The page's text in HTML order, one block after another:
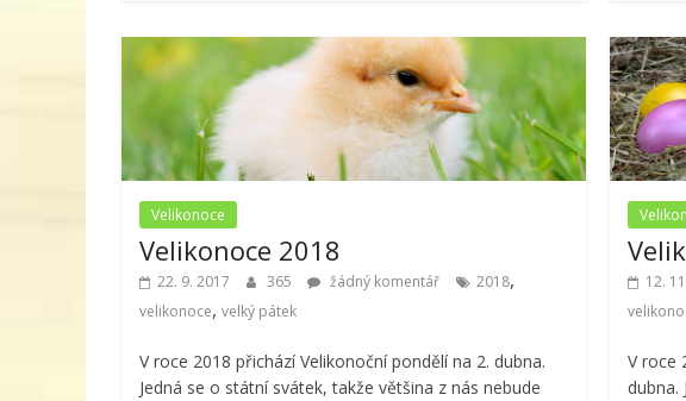
Velikonoce
Velikonoce 2018
22. 9. 2017 365 žádný komentář 2018,
velikonoce, velký pátek
V roce 2018 přichází Velikonoční pondělí na 2. dubna.
Jedná se o státní svátek, takže většina z nás nebude
12.
V roce
dubna.